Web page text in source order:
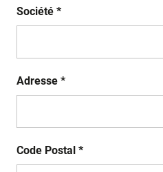
Société *
Adresse *
Code Postal *